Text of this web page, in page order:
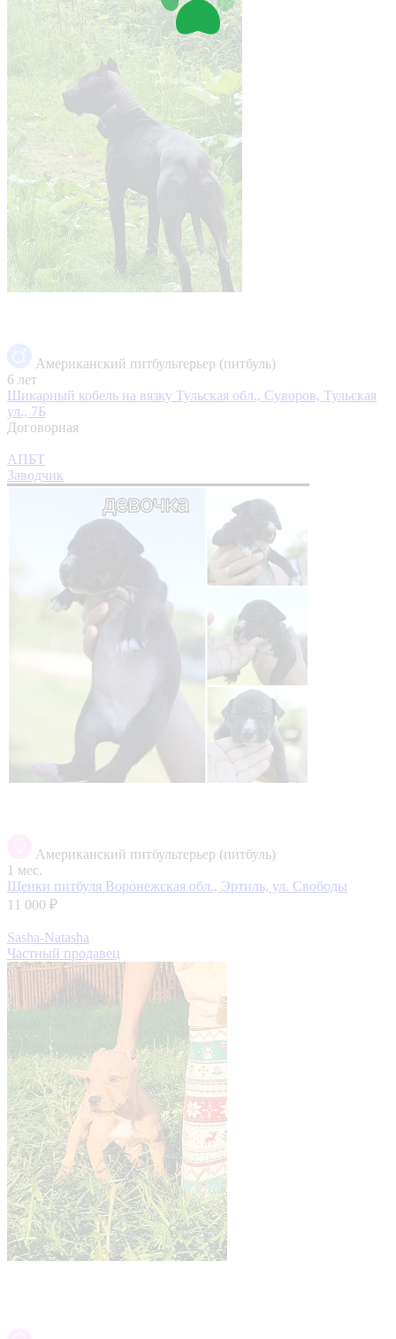
Американский питбультерьер (питбуль)
6 лет
Шикарный кобель на вязку Тульская обл., Суворов, Тульская
ул., 7Б
Договорная
АПБТ
Заводчик
Американский питбультерьер (питбуль)
1 мес.
Щенки питбуля Воронежская обл., Эртиль, ул. Свободы
11 000 ₽
Sasha-Natasha
Частный продавец